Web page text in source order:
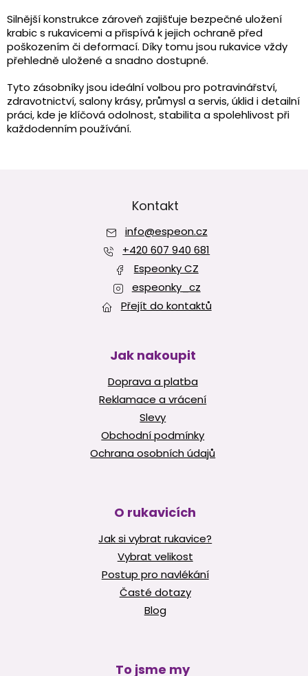
p
r
v
k
y
v
ý
p
i
Silnější konstrukce zároveň zajišťuje bezpečné uložení
krabic s rukavicemi a přispívá k jejich ochraně před
poškozením či deformací. Díky tomu jsou rukavice vždy
přehledně uložené a snadno dostupné.
Tyto zásobníky jsou ideální volbou pro potravinářství,
zdravotnictví, salony krásy, průmysl a servis, úklid i detailní
práci, kde je klíčová odolnost, stabilita a spolehlivost při
každodenním používání.
Kontakt
info@espeon.cz
+420 607 940 681
Espeonky CZ
espeonky_cz
Přejít do kontaktů
Jak nakoupit
Doprava a platba
Reklamace a vrácení
Slevy
Obchodní podmínky
Ochrana osobních údajů
O rukavicích
Jak si vybrat rukavice?
Vybrat velikost
Postup pro navlékání
Časté dotazy
Blog
To jsme my